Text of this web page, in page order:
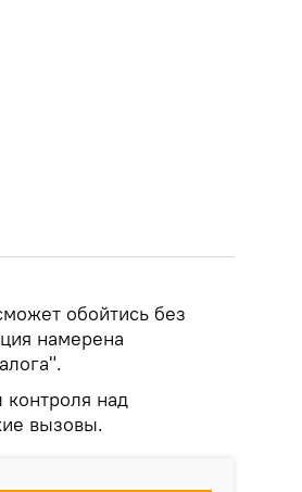
обойтись без
намерена
над
вызовы.